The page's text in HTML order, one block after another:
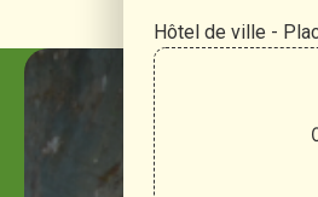
Hôtel de ville -